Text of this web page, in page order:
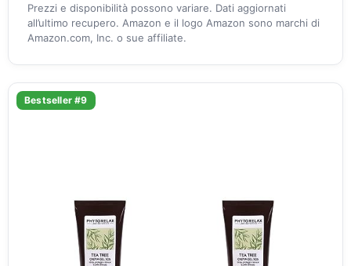
Prezzi e disponibilità possono variare. Dati aggiornati
all’ultimo recupero. Amazon e il logo Amazon sono marchi di
Amazon.com, Inc. o sue affiliate.
Bestseller #9